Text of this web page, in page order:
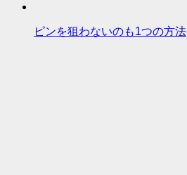
ピンを狙わないのも1つの方法